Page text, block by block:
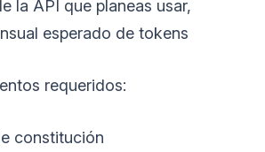
la API que planeas usar,
esperado de tokens
requeridos:
constitución